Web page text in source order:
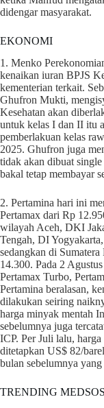
didengar masyarakat.
EKONOMI
1. Menko
kenaikan iuran BPJS
kementerian terkait.
Ghufron Mukti,
Kesehatan akan
untuk kelas I dan II itu
pemberlakuan kelas
2025. Ghufron juga
tidak akan dibuat
bakal tetap membayar
2. Pertamina hari ini
Pertamax dari Rp
wilayah Aceh, DKI
Tengah, DI
sedangkan di
14.300. Pada 2
Pertamax Turbo,
Pertamina beralasan,
dilakukan seiring
harga minyak mentah
sebelumnya juga
ICP. Per Juli lalu,
ditetapkan US$ 82/
bulan sebelumnya
TRENDING MEDSOS